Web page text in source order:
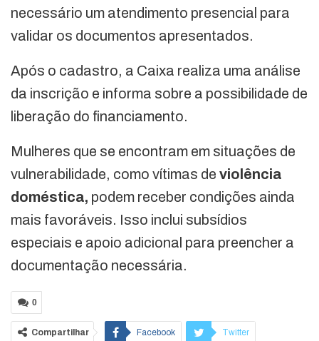
necessário um atendimento presencial para
validar os documentos apresentados.
Após o cadastro, a Caixa realiza uma análise
da inscrição e informa sobre a possibilidade de
liberação do financiamento.
Mulheres que se encontram em situações de
vulnerabilidade, como vítimas de violência
doméstica, podem receber condições ainda
mais favoráveis. Isso inclui subsídios
especiais e apoio adicional para preencher a
documentação necessária.
0
Compartilhar Facebook Twitter